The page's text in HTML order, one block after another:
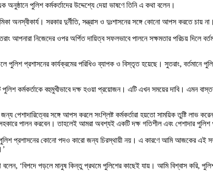
পুলিশ কর্মকর্তাদের উদ্দেশ্যে দেয়া ভাষণে তিনি এ কথা বলেন।
অনস্বীকার্য। সরকার দুর্নীতি, সন্ত্রাস ও দুঃশাসনের সঙ্গে কোনো আপস করতে চায়
আপনারা নিজেদের ওপর অর্পিত দায়িত্ব সফলভাবে পালনে সক্ষমতার পরিচয় দিলে
পুলিশ প্রশাসনের কার্যক্রমের পরিধিও ব্যাপক ও বিস্তৃত হয়েছে। সুতরাং,
পুলিশ কর্মকর্তাকে বহুমুখীভাবে দক্ষ হওয়া প্রয়োজন। এটি এখন সময়ের দাবি। এমন
পেশাদারিত্বের সঙ্গে আপস করলে সংশ্লিষ্ট কর্মকর্তারা হয়তো সাময়িক তুষ্টি লাভ
পালন করবেন। তাহলেই আমরা অবশ্যই একটি দক্ষ গতিশীল এবং পেশাদার পুলিশ
প্রশাসনের কোনো পদও কারো জন্য চিরস্থায়ী নয়। এ কারণে আমি আজকের এই
বলেন, ‘বিপদে পড়লে মানুষ কিন্তু প্রথমে পুলিশের কাছেই যায়। আমি বিশ্বাস করি,